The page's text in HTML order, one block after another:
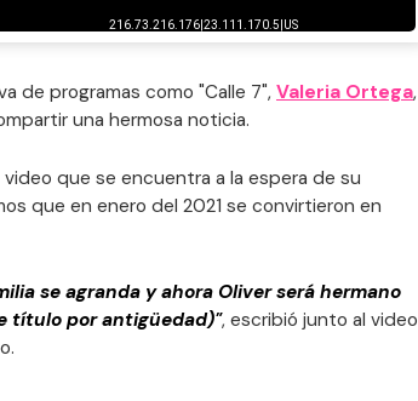
de programas como "Calle 7", Valeria Ortega,
una hermosa noticia.
que se encuentra a la espera de su
que en enero del 2021 se convirtieron en
se agranda y ahora Oliver será hermano
título por antigüedad)", escribió junto al video